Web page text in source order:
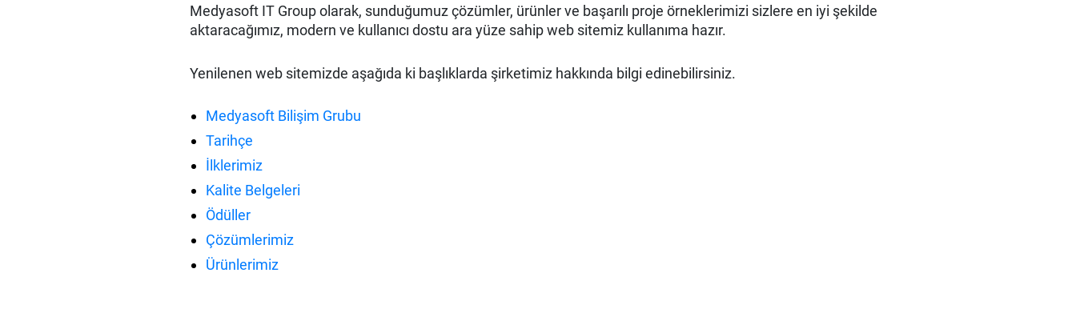
Medyasoft IT Group olarak, sunduğumuz çözümler, ürünler ve başarılı proje örneklerimizi sizlere en iyi şekilde
aktaracağımız, modern ve kullanıcı dostu ara yüze sahip web sitemiz kullanıma hazır.
Yenilenen web sitemizde aşağıda ki başlıklarda şirketimiz hakkında bilgi edinebilirsiniz.
Medyasoft Bilişim Grubu
Tarihçe
İlklerimiz
Kalite Belgeleri
Ödüller
Çözümlerimiz
Ürünlerimiz